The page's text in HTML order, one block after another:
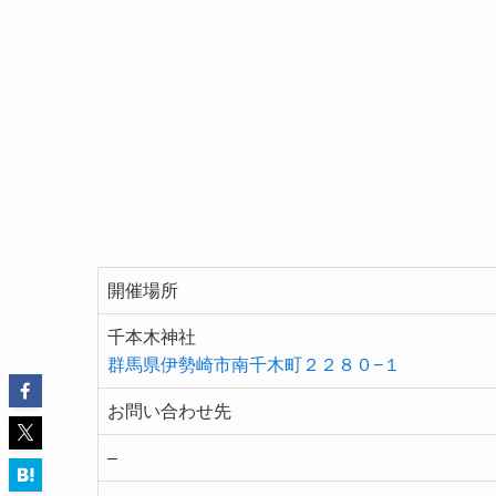
開催場所
千本木神社
群馬県伊勢崎市南千木町２２８０−１
お問い合わせ先
–